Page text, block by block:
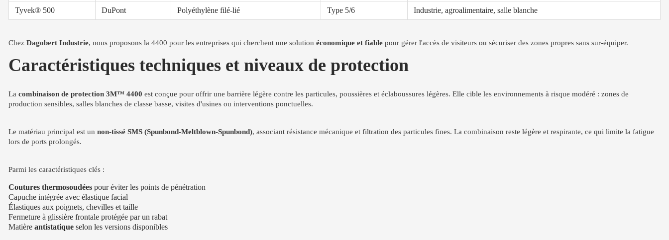
Tyvek® 500 DuPont Polyéthylène filé-lié Type 5/6 Industrie, agroalimentaire, salle blanche
Chez Dagobert Industrie, nous proposons la 4400 pour les entreprises qui cherchent une solution économique et fiable pour gérer l'accès de visiteurs ou sécuriser des zones propres sans sur-équiper.
Caractéristiques techniques et niveaux de protection
La combinaison de protection 3M™ 4400 est conçue pour offrir une barrière légère contre les particules, poussières et éclaboussures légères. Elle cible les environnements à risque modéré : zones de
production sensibles, salles blanches de classe basse, visites d'usines ou interventions ponctuelles.
Le matériau principal est un non-tissé SMS (Spunbond-Meltblown-Spunbond), associant résistance mécanique et filtration des particules fines. La combinaison reste légère et respirante, ce qui limite la fatigue
lors de ports prolongés.
Parmi les caractéristiques clés :
Coutures thermosoudées pour éviter les points de pénétration
Capuche intégrée avec élastique facial
Élastiques aux poignets, chevilles et taille
Fermeture à glissière frontale protégée par un rabat
Matière antistatique selon les versions disponibles